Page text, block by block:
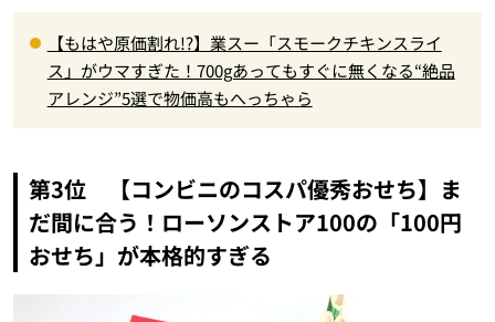
【もはや原価割れ!?】業スー「スモークチキンスライ
ス」がウマすぎた！700gあってもすぐに無くなる“絶品
アレンジ”5選で物価高もへっちゃら
第3位 【コンビニのコスパ優秀おせち】ま
だ間に合う！ローソンストア100の「100円
おせち」が本格的すぎる